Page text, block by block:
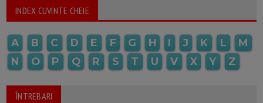
INDEX CUVINTE CHEIE
A B C D E F G H I J K L
M
N
O P Q R S T U V X Y Z
ÎNTREBARI